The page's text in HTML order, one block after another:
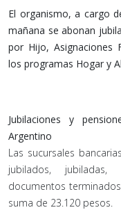
El organismo, a cargo
mañana se abonan
por Hijo, Asignaciones
los programas Hogar y
Jubilaciones y
Argentino
Las sucursales
jubilados,
documentos terminados
suma de 23.120 pesos.